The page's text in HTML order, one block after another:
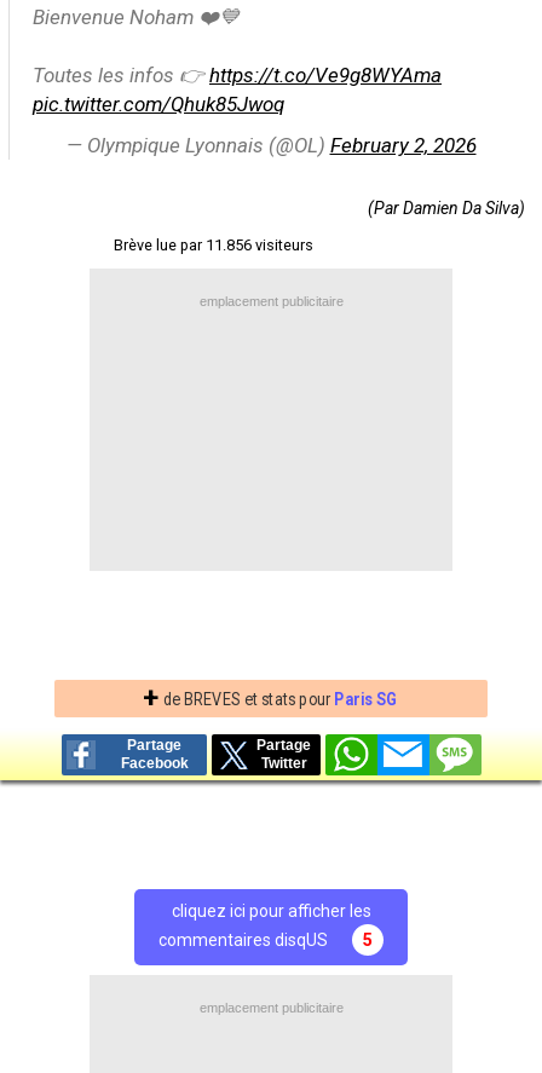
Bienvenue Noham ❤️💙
Toutes les infos 👉https://t.co/Ve9g8WYAma
pic.twitter.com/Qhuk85Jwoq
— Olympique Lyonnais (@OL) February 2, 2026
(Par Damien Da Silva)
Brève lue par 11.856 visiteurs
emplacement publicitaire
+ de BREVES et stats pour Paris SG
Partage
Facebook
Partage
Twitter
cliquez ici pour afficher les
commentaires disqUS
5
emplacement publicitaire
Contact / Signaler un bug
Recrutement Maxifoot
Mentions légales
site web Maxifoot.fr